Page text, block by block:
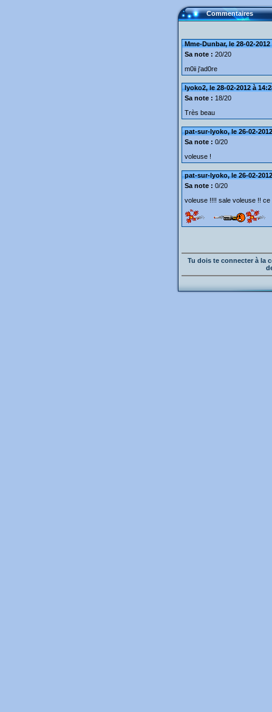
Commentaires
Mme-Dunbar, le 28-02-2012
Sa note : 20/20
m0ii j'ad0re
lyoko2, le 28-02-2012 à
Sa note : 18/20
Très beau
pat-sur-lyoko, le 26-02-
Sa note : 0/20
voleuse !
pat-sur-lyoko, le 26-02-
Sa note : 0/20
voleuse !!!! sale voleuse !!
Tu dois te connecter à la